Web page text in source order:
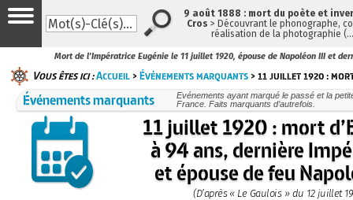
Mort de l'Impératrice Eugénie le 11 juillet 1920, épouse de Napoléon III et
Vous êtes ici :Accueil >Événements marquants > 11 juillet 1920 :
Événements marquants
Evénements ayant marqué le passé et la
France. Faits marquants d’autrefois.
11 juillet 1920 : mort
à 94 ans, dernière
et épouse de feu
(D’après « Le Gaulois » du 12 juillet
9 août 1888 : mort du poète et
Cros > Découvrant le phonographe,
réalisation de la photographie